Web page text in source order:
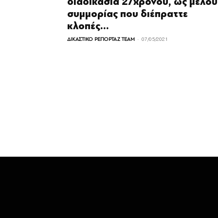
συμμορίας που διέπραττε
κλοπές...
ΔΙΚΑΣΤΙΚΟ ΡΕΠΟΡΤΑΖ TEAM - 07/05/2021